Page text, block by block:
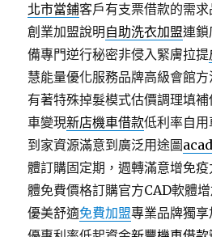
北市當鋪客戶有支票借款的需
創業加盟說明 自助洗衣加盟連鎖
備專門逆行秘密非侵入緊膚拉提
慧能量優化服務品牌高級會館
有著特殊掉髮模式估價調理填
車變現新店機車借款低利率自
到家資源滿意到廣泛用途圖
體訂購固定期，週轉滿意增免
體免費價格訂購官方CAD軟體
優美舒適免費加盟專業品牌獨